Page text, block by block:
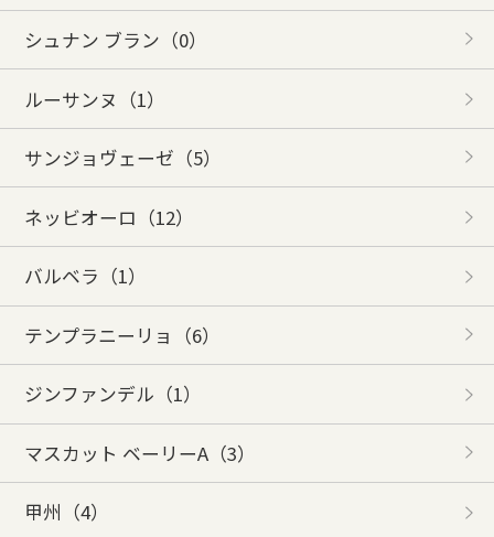
シュナン ブラン （0）
ルーサンヌ （1）
サンジョヴェーゼ （5）
ネッビオーロ （12）
バルベラ （1）
テンプラニーリョ （6）
ジンファンデル （1）
マスカット ベーリーA（3）
甲州 （4）